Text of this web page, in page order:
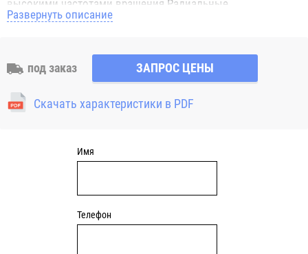
высокими частотами вращения.Радиальные
шарикоподшипники обозначением 2Z ZZ с обеих сторон
обозначением 2RS 2RS1 2RSH 2RSR имеют с обеих сторон
контактные уплотнения из бутадиен-нитрильного каучука
(NBR) и пригодны для средних частот вращения. Также
поставляются подшипники с бесконтактными
Развернуть описание
под заказ ЗАПРОС ЦЕНЫ
Скачать характеристики в PDF
Имя
Телефон